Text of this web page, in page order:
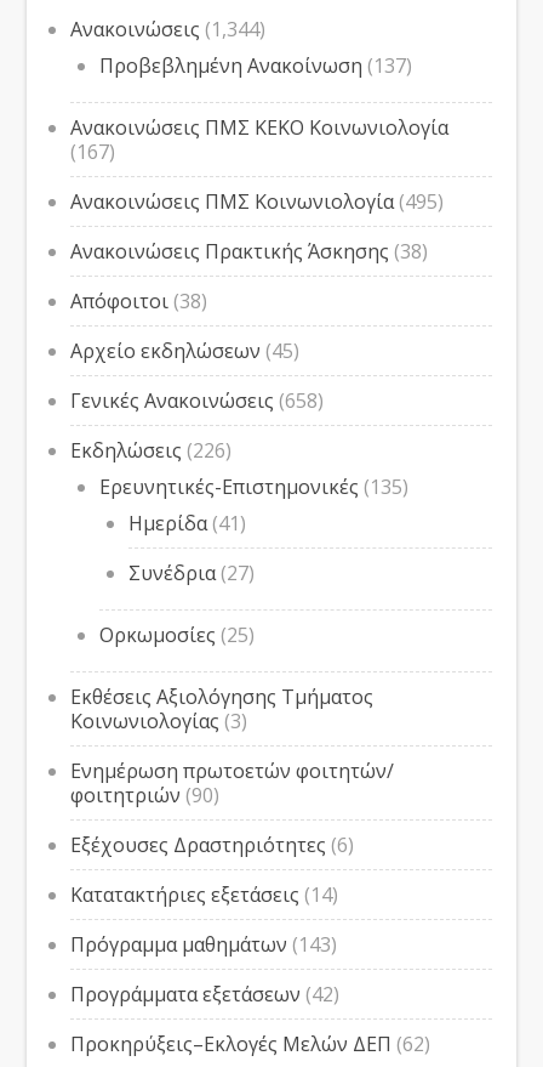
Ανακοινώσεις (1,344)
Προβεβλημένη Ανακοίνωση (137)
Ανακοινώσεις ΠΜΣ ΚΕΚΟ Κοινωνιολογία
(167)
Ανακοινώσεις ΠΜΣ Κοινωνιολογία(495)
Ανακοινώσεις Πρακτικής Άσκησης (38)
Απόφοιτοι(38)
Αρχείο εκδηλώσεων (45)
Γενικές Ανακοινώσεις (658)
Εκδηλώσεις (226)
Ερευνητικές-Επιστημονικές (135)
Ημερίδα(41)
Συνέδρια(27)
Ορκωμοσίες (25)
Εκθέσεις Αξιολόγησης Τμήματος
Κοινωνιολογίας (3)
Ενημέρωση πρωτοετών φοιτητών/
φοιτητριών (90)
Εξέχουσες Δραστηριότητες (6)
Κατατακτήριες εξετάσεις (14)
Πρόγραμμα μαθημάτων (143)
Προγράμματα εξετάσεων (42)
Προκηρύξεις–Εκλογές Μελών ΔΕΠ (62)